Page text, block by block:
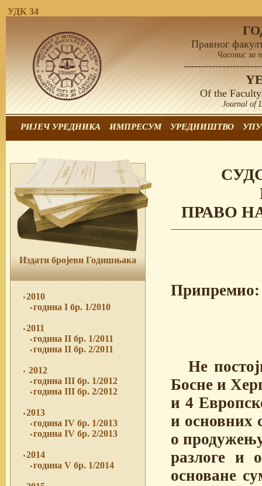
УДК 34
Правног
Часопис за
Of the
Journal of
РИЈЕЧ УРЕДНИКА ИМПРЕСУМ УРЕДНИШТВО
Издати бројеви Годишњака
2010
година I бр. 1/2010
2011
година II бр. 1/2011
година II бр. 2/2011
2012
година III бр. 1/2012
година III бр. 2/2012
2013
година IV бр. 1/2013
година IV бр. 2/2013
2014
година V бр. 1/2014
ПРАВО
Не
Босне и
и 4
и основних
о
разлоге и
основане